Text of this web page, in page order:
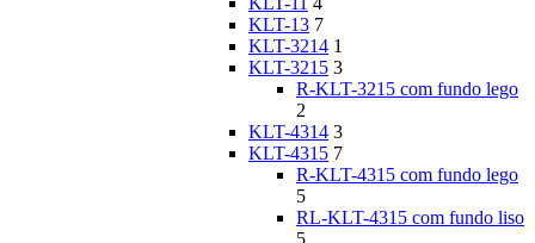
KLT-13 7
KLT-3214 1
KLT-3215 3
R-KLT-3215 com fundo lego
2
KLT-4314 3
KLT-4315 7
R-KLT-4315 com fundo lego
5
RL-KLT-4315 com fundo liso